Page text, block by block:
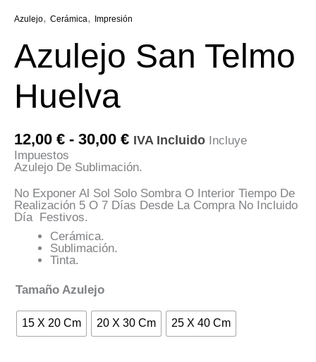
Azulejo, Cerámica, Impresión
Azulejo San Telmo
Huelva
12,00 € - 30,00 €Rango
De
Precios:
Desde
12,00 €
Hasta
30,00 €
IVA Incluido Incluye
Impuestos
Azulejo De Sublimación.
No Exponer Al Sol Solo Sombra O Interior Tiempo De
Realización 5 O 7 Días Desde La Compra No Incluido
Día Festivos.
Cerámica.
Sublimación.
Tinta.
Tamaño Azulejo
15 X 20 Cm 20 X 30 Cm 25 X 40 Cm